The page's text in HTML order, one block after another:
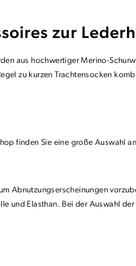
zur
aus hochwertiger Merino-
zu kurzen Trachtensocken
finden Sie eine große Auswahl
Abnutzungserscheinungen
und Elasthan. Bei der Auswahl